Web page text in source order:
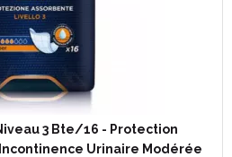
3 Bte/16 - Protection
Urinaire Modérée